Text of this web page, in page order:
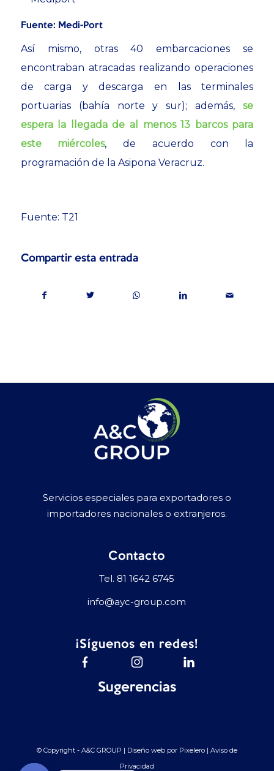
Fuente: Medi-Port
Así mismo, otras 40 embarcaciones se
encontraban atracadas realizando operaciones
de carga y descarga en las terminales
portuarias (bahía norte y sur); además,se
espera la llegada de al menos 13 barcos para
este miércoles, de acuerdo con la
programación de la Asipona Veracruz.
Fuente: T21
Compartir esta entrada
Servicios especiales para exportadores o
importadores nacionales o extranjeros.
Contacto
Tel. 81 1642 6745
info@ayc-group.com
¡Síguenos en redes!
Sugerencias
© Copyright - A&C GROUP | Diseño web por Pixelero| Aviso de
Privacidad